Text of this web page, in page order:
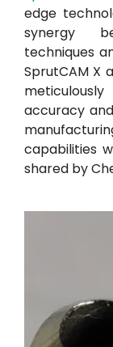
edge
synergy
techniques
SprutCAM X
accuracy
capabilities
shared by